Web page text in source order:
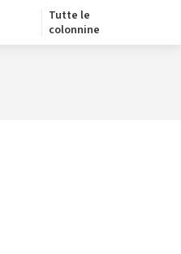
Tutte le
colonnine